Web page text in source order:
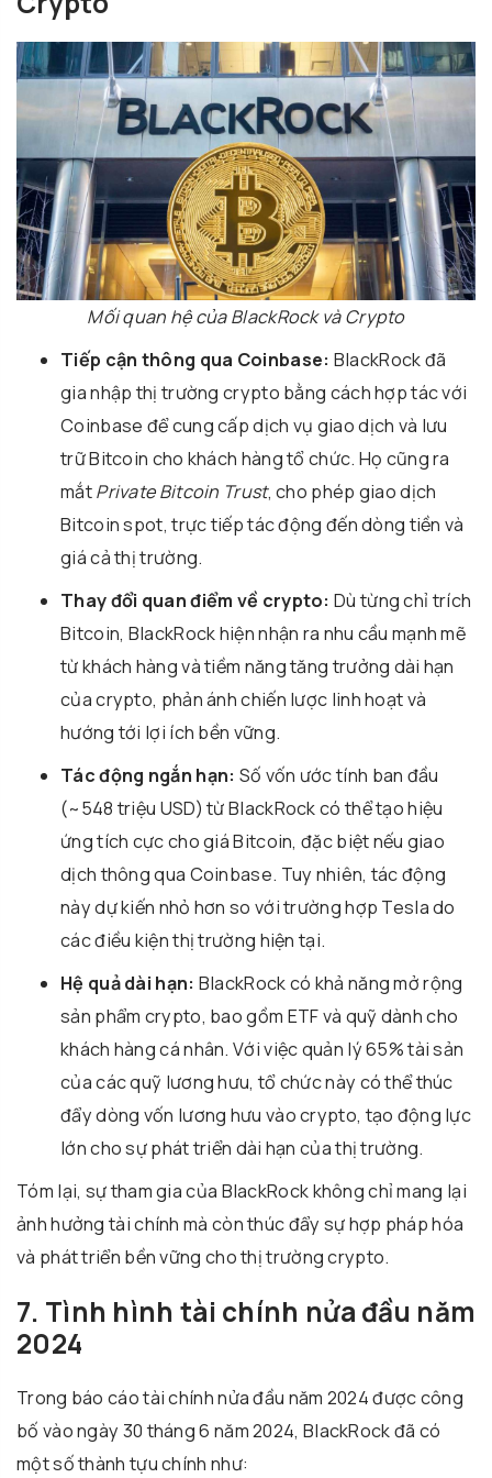
Mối quan hệ của BlackRock và Crypto
Tiếp cận thông qua Coinbase: BlackRock đã
gia nhập thị trường crypto bằng cách hợp tác với
Coinbase để cung cấp dịch vụ giao dịch và lưu
trữ Bitcoin cho khách hàng tổ chức. Họ cũng ra
mắtPrivate Bitcoin Trust, cho phép giao dịch
Bitcoin spot, trực tiếp tác động đến dòng tiền và
giá cả thị trường.
Thay đổi quan điểm về crypto: Dù từng chỉ trích
Bitcoin, BlackRock hiện nhận ra nhu cầu mạnh mẽ
từ khách hàng và tiềm năng tăng trưởng dài hạn
của crypto, phản ánh chiến lược linh hoạt và
hướng tới lợi ích bền vững.
Tác động ngắn hạn: Số vốn ước tính ban đầu
(~548 triệu USD) từ BlackRock có thể tạo hiệu
ứng tích cực cho giá Bitcoin, đặc biệt nếu giao
dịch thông qua Coinbase. Tuy nhiên, tác động
này dự kiến nhỏ hơn so với trường hợp Tesla do
các điều kiện thị trường hiện tại.
Hệ quả dài hạn: BlackRock có khả năng mở rộng
sản phẩm crypto, bao gồm ETF và quỹ dành cho
khách hàng cá nhân. Với việc quản lý 65% tài sản
của các quỹ lương hưu, tổ chức này có thể thúc
đẩy dòng vốn lương hưu vào crypto, tạo động lực
lớn cho sự phát triển dài hạn của thị trường.
Tóm lại, sự tham gia của BlackRock không chỉ mang lại
ảnh hưởng tài chính mà còn thúc đẩy sự hợp pháp hóa
và phát triển bền vững cho thị trường crypto.
7. Tình hình tài chính nửa đầu năm
2024
Trong báo cáo tài chính nửa đầu năm 2024 được công
bố vào ngày 30 tháng 6 năm 2024, BlackRock đã có
một số thành tựu chính như: